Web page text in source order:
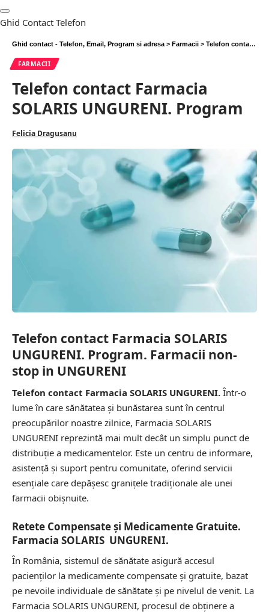
Ghid Contact Telefon
Ghid contact - Telefon, Email, Program si adresa > Farmacii > Telefon contact Farmacia SOLARIS UNGURENI. Program
FARMACII
Telefon contact Farmacia
SOLARIS UNGURENI. Program
Felicia Dragusanu
Telefon contact Farmacia SOLARIS
UNGURENI. Program. Farmacii non-
stop in UNGURENI
Telefon contact Farmacia SOLARIS UNGURENI. Într-o
lume în care sănătatea și bunăstarea sunt în centrul
preocupărilor noastre zilnice, Farmacia SOLARIS
UNGURENI reprezintă mai mult decât un simplu punct de
distribuție a medicamentelor. Este un centru de informare,
asistență și suport pentru comunitate, oferind servicii
esențiale care depășesc granițele tradiționale ale unei
farmacii obișnuite.
Retete Compensate și Medicamente Gratuite.
Farmacia SOLARIS UNGURENI.
În România, sistemul de sănătate asigură accesul
pacienților la medicamente compensate și gratuite, bazat
pe nevoile individuale de sănătate și pe nivelul de venit. La
Farmacia SOLARIS UNGURENI, procesul de obținere a